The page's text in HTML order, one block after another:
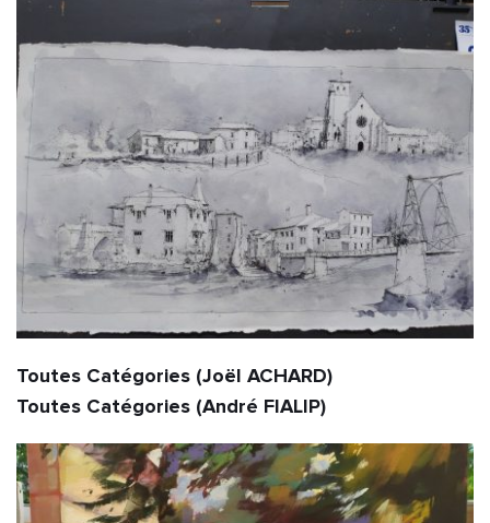
Toutes Catégories (Joël ACHARD)